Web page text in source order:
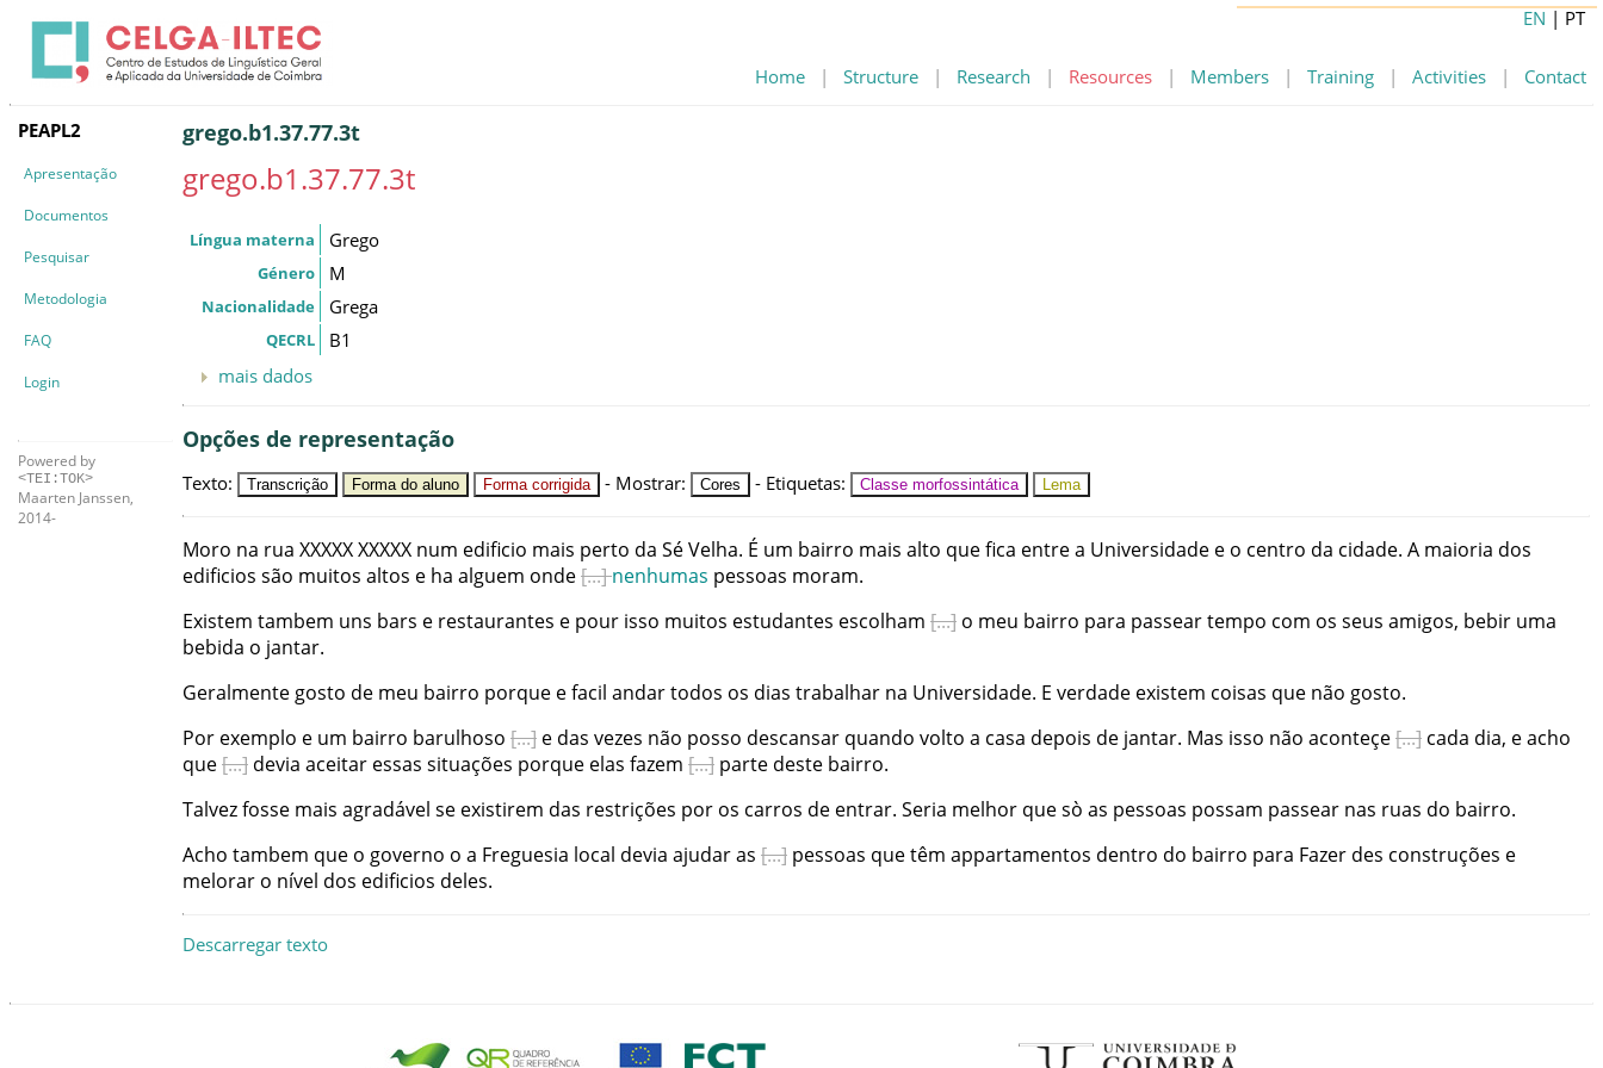
Home | Structure | Research | Resources | Members | Training | Activities | Contact
EN | PT
PEAPL2
Apresentação
Documentos
Pesquisar
Metodologia
FAQ
Login
Powered by
<TEI:TOK>
Maarten Janssen,
2014-
grego.b1.37.77.3t
grego.b1.37.77.3t
Língua materna Grego
Género M
Nacionalidade Grega
QECRL
B1
mais dados
Opções de representação
Texto: Transcrição Forma do aluno Forma corrigida - Mostrar: Cores - Etiquetas: Classe morfossintática Lema
Moro na rua XXXXXXXXXX num edificio mais perto da SéVelha. É um bairro mais alto quefica entrea Universidade e o centro da cidade. A maioria dos
edificios são muitos altos e ha alguem onde nenhumas pessoas moram.
Existem tambem uns bars e restaurantes e pour isso muitos estudantes escolham o meu bairro para passeartempo com os seus amigos, bebir uma
bebida o jantar.
Geralmente gosto de meu bairro porque efacil andartodos os dias trabalhar na Universidade. E verdade existem coisas que não gosto.
Por exemplo e um bairro barulhoso e das vezes não posso descansar quando volto a casa depois de jantar. Mas isso não aconteçe cada dia, eacho
que
devia aceitar essas situações porque elas fazem parte deste bairro.
Talvezfosse mais agradável se existirem das restrições por os carros de entrar. Seria melhor quesò as pessoas possam passear nas ruas do bairro.
Acho tambem que o governo o a Freguesia local devia ajudaras pessoas quetêm appartamentos dentro do bairro para Fazer des construções e
melorar o nível dos edificios deles.
Descarregar texto